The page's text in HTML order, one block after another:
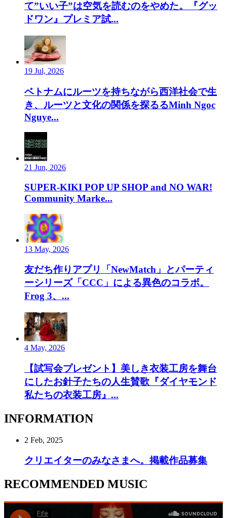
て”いい子”は空気を読むのをやめた。『グッ
ドワン』プレミア試...
19 Jul, 2026
ベトナムにルーツを持ちながら西洋社会で生
き、ルーツと文化の関係を探るるMinh Ngoc
Nguye...
21 Jun, 2026
SUPER-KIKI POP UP SHOP and NO WAR!
Community Marke...
13 May, 2026
友だち作りアプリ「NewMatch」とパーティ
ーシリーズ「CCC」による異色のコラボ。
Frog 3、...
4 May, 2026
【試写会プレゼント】美しき衣装工房を舞台
にしたお針子たちの人生賛歌『ダイヤモンド
私たちの衣装工房』...
INFORMATION
2 Feb, 2025
クリエイターのみなさまへ。掲載作品募集
RECOMMENDED MUSIC